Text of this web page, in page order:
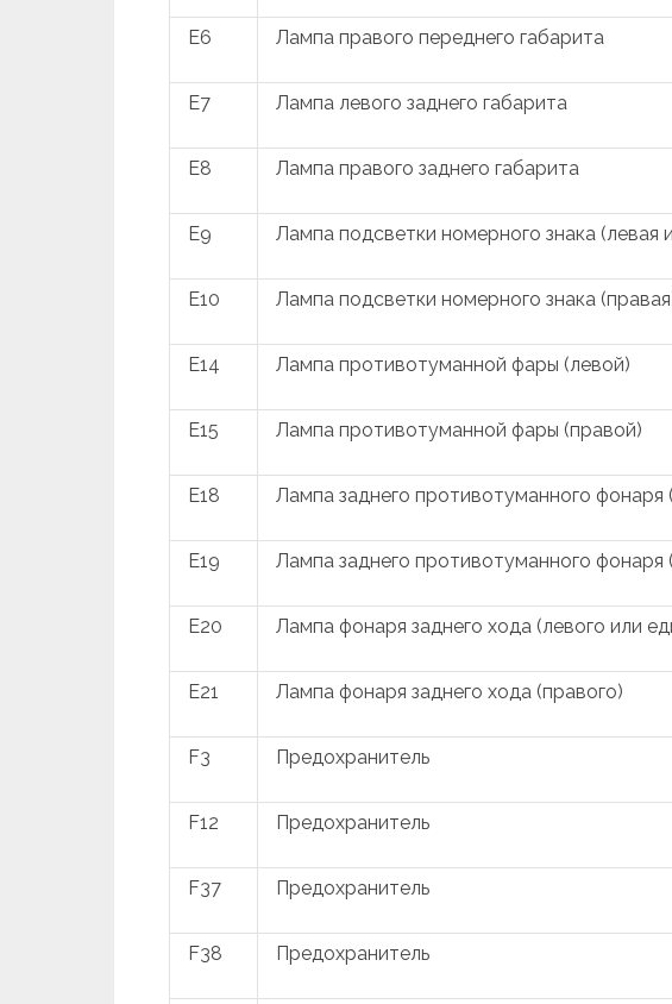
E6 Лампа правого переднего габарита
E7 Лампа левого заднего габарита
E8 Лампа правого заднего габарита
E9 Лампа подсветки номерного знака (левая
E10 Лампа подсветки номерного знака
E14 Лампа противотуманной фары (левой)
E15 Лампа противотуманной фары (правой)
E18 Лампа заднего противотуманного фонаря
E19 Лампа заднего противотуманного фонаря
E20 Лампа фонаря заднего хода (левого или
E21 Лампа фонаря заднего хода (правого)
F3 Предохранитель
F12 Предохранитель
F37 Предохранитель
F38 Предохранитель